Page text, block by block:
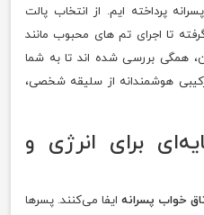
پرداخته ایم. از انتخاب پالت
تا اجرای تم های محبوب مانند
همگی بررسی شده اند تا به شما
هوشمندانه از سلیقه شخصی،
برای انرژی و
خواب پسرانهایفا می‌کنند. پسرها